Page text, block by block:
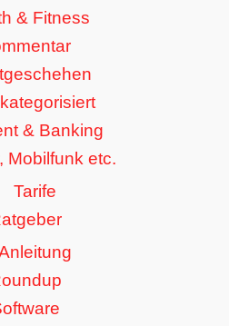
& Fitness
& Banking
Mobilfunk etc.
Tarife